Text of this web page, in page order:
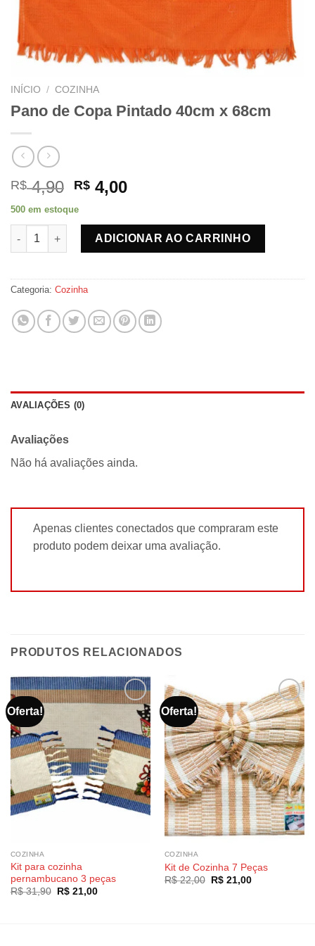
INÍCIO / COZINHA
Pano de Copa Pintado 40cm x 68cm
R$4,90 O
preço
original
era:
R$ 4,90.
R$ 4,00O
atual
é:
R$ 4,00.
500 em estoque
Pano de Copa Pintado 40cm x 68cm quantidade
ADICIONAR AO CARRINHO
Categoria: Cozinha
AVALIAÇÕES (0)
Avaliações
Não há avaliações ainda.
Apenas clientes conectados que compraram este
produto podem deixar uma avaliação.
PRODUTOS RELACIONADOS
Oferta!
COZINHA
Kit para cozinha
pernambucano 3 peças
R$31,90
O
R$21,00O
Oferta!
COZINHA
Kit de Cozinha 7 Peças
R$22,00
O
R$21,00O